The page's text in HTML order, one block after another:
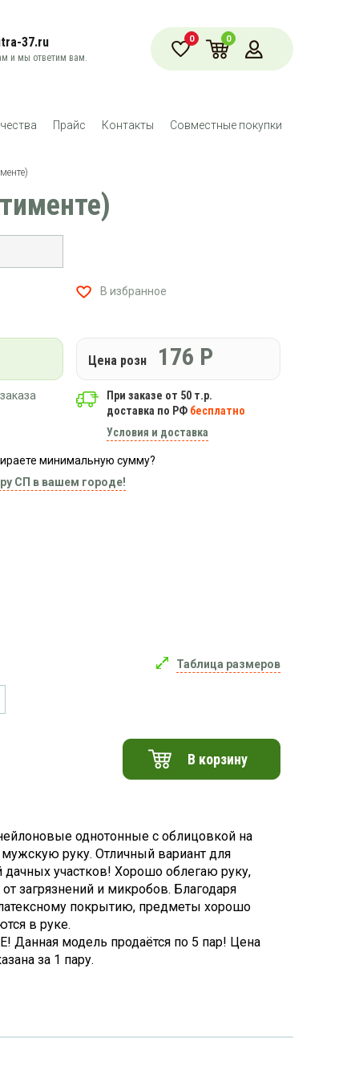
37.ru
и мы ответим вам.
0 0
Прайс Контакты Совместные покупки
В избранное
Цена розн 176 Р
При заказе от 50 т.р.
доставка по РФ бесплатно
Условия и доставка
минимальную сумму?
СП в вашем городе!
Таблица размеров
В корзину
однотонные с облицовкой на
мужскую руку. Отличный вариант для
дачных участков! Хорошо облегаю руку,
загрязнений и микробов. Благодаря
покрытию, предметы хорошо
в руке.
модель продаётся по 5 пар! Цена
за 1 пару.